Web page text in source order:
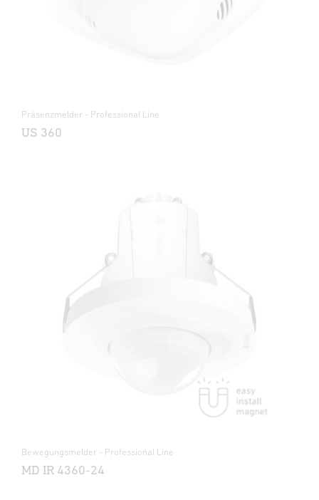
Präsenzmelder - Professional Line
US 360
Bewegungsmelder - Professional Line
MD IR 4360-24